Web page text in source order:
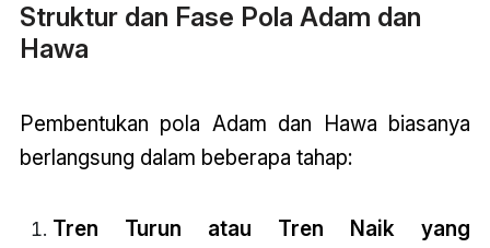
Struktur dan Fase Pola Adam dan
Hawa
Pembentukan pola Adam dan Hawa biasanya
berlangsung dalam beberapa tahap:
Tren Turun atau Tren Naik yang